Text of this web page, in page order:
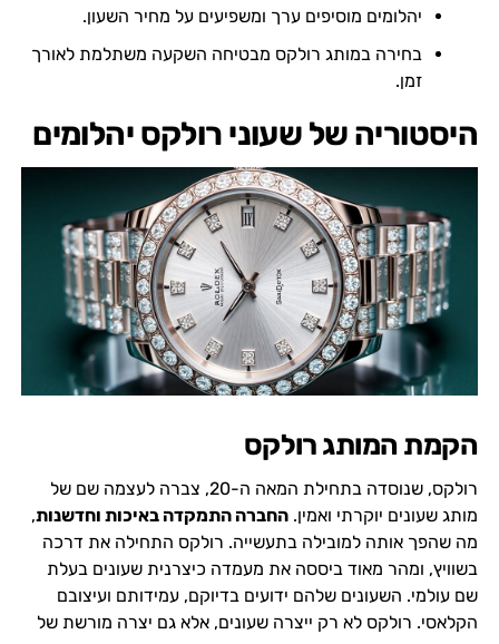
יהלומים מוסיפים ערך ומשפיעים על מחיר השעון.
בחירה במותג רולקס מבטיחה השקעה משתלמת לאורך
זמן.
היסטוריה של שעוני רולקס יהלומים
הקמת המותג רולקס
רולקס, שנוסדה בתחילת המאה ה-20, צברה לעצמה שם של
מותג שעונים יוקרתי ואמין. החברה התמקדה באיכות וחדשנות,
מה שהפך אותה למובילה בתעשייה. רולקס התחילה את דרכה
בשוויץ, ומהר מאוד ביססה את מעמדה כיצרנית שעונים בעלת
שם עולמי. השעונים שלהם ידועים בדיוקם, עמידותם ועיצובם
הקלאסי. רולקס לא רק ייצרה שעונים, אלא גם יצרה מורשת של